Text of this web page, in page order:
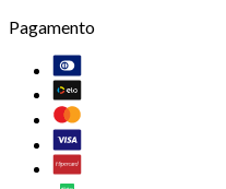
Pagamento